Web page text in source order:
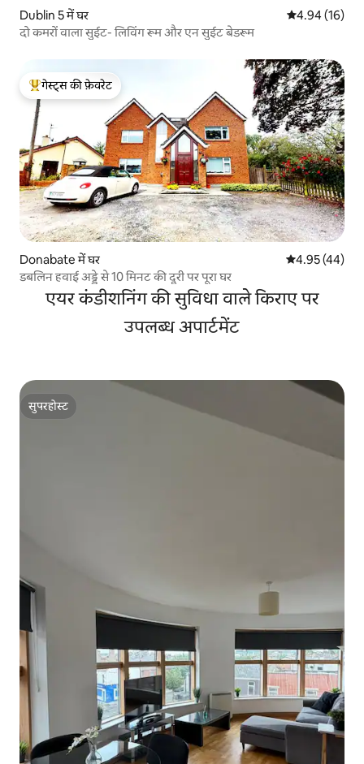
Dublin 5 में घर औसत रेटिंग 5 में
4.94 (16)
दो कमरों वाला सुईट- लिविंग रूम और एन सुईट बेडरूम
गेस्ट्स का टॉप फ़ेवरेट
गेस्ट्स की फ़ेवरेट
Donabate में घर औसत रेटिंग 5 में
4.95 (44)
डबलिन हवाई अड्डे से 10 मिनट की दूरी पर पूरा घर
एयर कंडीशनिंग की सुविधा वाले किराए पर
उपलब्ध अपार्टमेंट
सुपरहोस्ट
सुपरहोस्ट